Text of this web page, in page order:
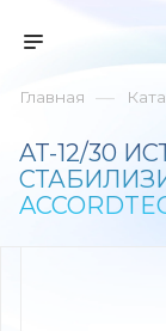
Главная —
AT-12/30